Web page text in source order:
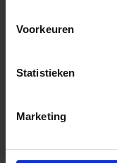
Voorkeuren
Statistieken
Marketing